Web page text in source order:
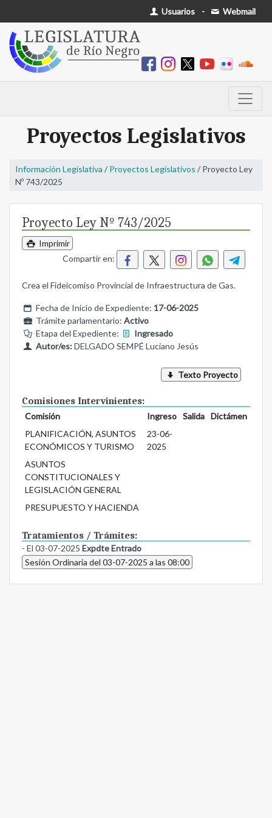
Usuarios - Webmail
Proyectos Legislativos
Información Legislativa / Proyectos Legislativos / Proyecto Ley
Nº 743/2025
Proyecto Ley Nº 743/2025
Imprimir
Compartir en:
Crea el Fideicomiso Provincial de Infraestructura de Gas.
Fecha de Inicio de Expediente: 17-06-2025
Trámite parlamentario: Activo
Etapa del Expediente:
Ingresado
Autor/es:DELGADO SEMPÉ Luciano Jesús
Texto Proyecto
Comisiones Intervinientes:
Comisión Ingreso Salida
Dictámen
PLANIFICACIÓN, ASUNTOS
ECONÓMICOS Y TURISMO
23-06-
2025
ASUNTOS
CONSTITUCIONALES Y
LEGISLACIÓN GENERAL
PRESUPUESTO Y HACIENDA
Tratamientos / Trámites:
- El 03-07-2025 Expdte Entrado
Sesión Ordinaria del 03-07-2025 a las 08:00